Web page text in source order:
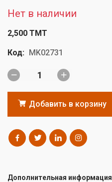
Нет в наличии
2,500 TMT
Код: MK02731
Добавить в корзину
Дополнительная информация